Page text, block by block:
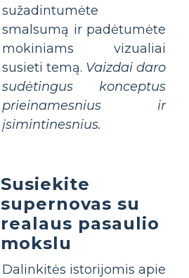
sužadintumėte
smalsumą ir padėtumėte
mokiniams vizualiai
susieti temą. Vaizdai daro
sudėtingus konceptus
prieinamesnius ir
įsimintinesnius.
Susiekite
supernovas su
realaus pasaulio
mokslu
Dalinkitės istorijomis apie